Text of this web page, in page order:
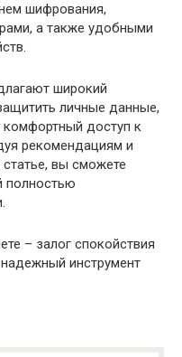
шифрования,
а также удобными
широкий
личные данные,
комфортный доступ к
рекомендациям и
вы сможете
полностью
– залог спокойствия
инструмент